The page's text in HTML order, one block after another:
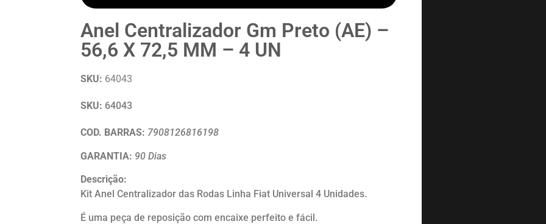
Anel Centralizador Gm Preto (AE) –
56,6 X 72,5 MM – 4 UN
SKU: 64043
SKU: 64043
COD. BARRAS: 7908126816198
GARANTIA: 90 Dias
Descrição:
Kit Anel Centralizador das Rodas Linha Fiat Universal 4 Unidades.
É uma peça de reposição com encaixe perfeito e fácil.